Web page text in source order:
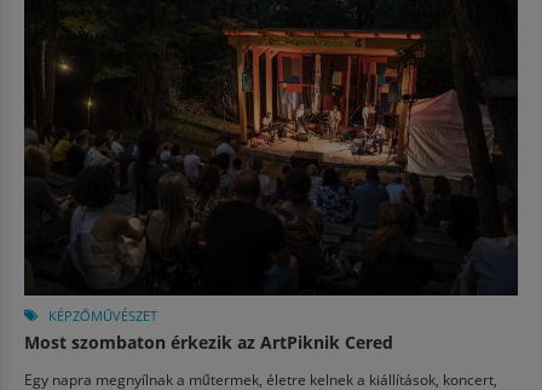
KÉPZŐMŰVÉSZET
Most szombaton érkezik az ArtPiknik Cered
Egy napra megnyílnak a műtermek, életre kelnek a kiállítások, koncert,